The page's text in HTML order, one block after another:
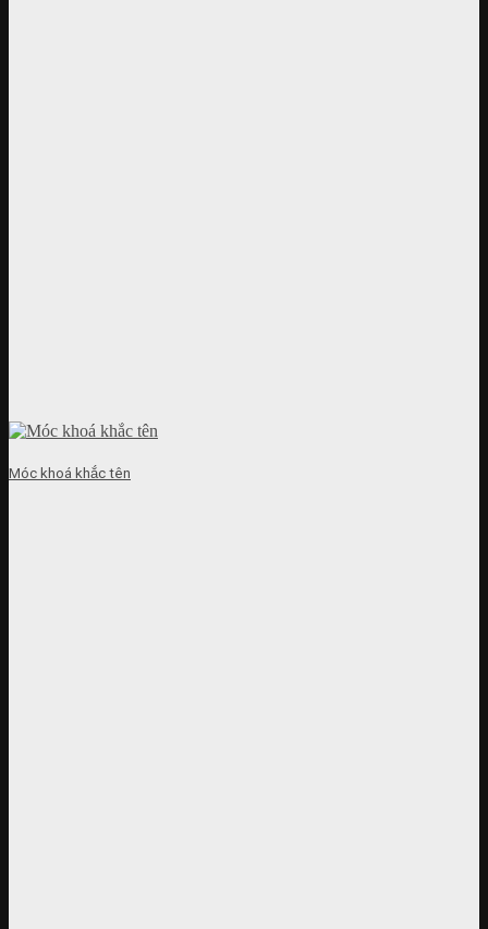
Móc khoá khắc tên